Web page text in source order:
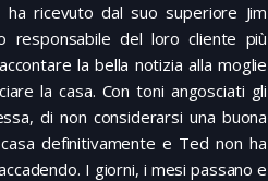
ricevuto dal suo superiore Jim
responsabile del loro cliente più
la bella notizia alla moglie
la casa. Con toni angosciati gli
di non considerarsi una buona
definitivamente e Ted non ha
I giorni, i mesi passano e